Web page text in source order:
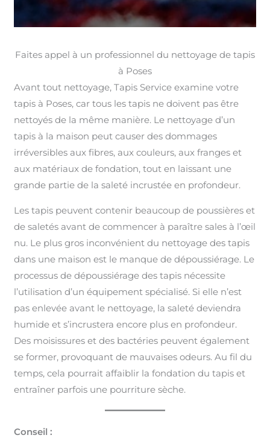
Faites appel à un professionnel du nettoyage de tapis
à Poses
Avant tout nettoyage, Tapis Service examine votre
tapis à Poses, car tous les tapis ne doivent pas être
nettoyés de la même manière. Le nettoyage d’un
tapis à la maison peut causer des dommages
irréversibles aux fibres, aux couleurs, aux franges et
aux matériaux de fondation, tout en laissant une
grande partie de la saleté incrustée en profondeur.
Les tapis peuvent contenir beaucoup de poussières et
de saletés avant de commencer à paraître sales à l’œil
nu. Le plus gros inconvénient du nettoyage des tapis
dans une maison est le manque de dépoussiérage. Le
processus de dépoussiérage des tapis nécessite
l’utilisation d’un équipement spécialisé. Si elle n’est
pas enlevée avant le nettoyage, la saleté deviendra
humide et s’incrustera encore plus en profondeur.
Des moisissures et des bactéries peuvent également
se former, provoquant de mauvaises odeurs. Au fil du
temps, cela pourrait affaiblir la fondation du tapis et
entraîner parfois une pourriture sèche.
Conseil :